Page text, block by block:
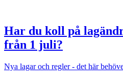
Har du koll på
från 1 juli?
Nya lagar och regler - det här